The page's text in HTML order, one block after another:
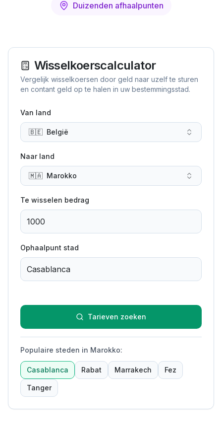
Duizenden afhaalpunten
Wisselkoerscalculator
Vergelijk wisselkoersen door geld naar uzelf te sturen
en contant geld op te halen in uw bestemmingsstad.
Van land
🇧🇪 België
Naar land
🇲🇦 Marokko
Te wisselen bedrag
Ophaalpunt stad
Tarieven zoeken
Populaire steden in Marokko:
Casablanca Rabat Marrakech Fez
Tanger